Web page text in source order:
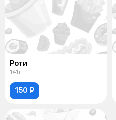
Роти
141 г
150 ₽